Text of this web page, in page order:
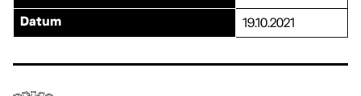
Datum 19.10.2021